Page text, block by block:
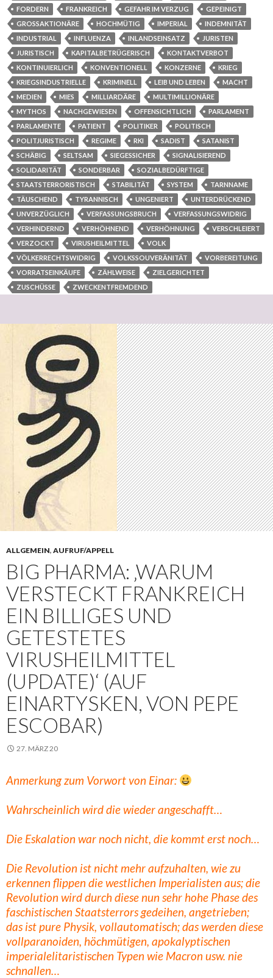
FORDERN FRANKREICH GEFAHR IM VERZUG
GEPEINIGT
GROSSAKTIONÄRE
HOCHMÜTIG IMPERIAL
INDEMNITÄT
INDUSTRIAL
INFLUENZA INLANDSEINSATZ
JURISTEN
JURISTISCH
KAPITALBETRÜGERISCH
KONTAKTVERBOT
KONTINUIERLICH
KONVENTIONELL KONZERNE
KRIEG
KRIEGSINDUSTRIELLE
KRIMINELL LEIB UND LEBEN
MACHT
MEDIEN
MIES MILLIARDÄRE
MULTIMILLIONÄRE
MYTHOS
NACHGEWIESEN OFFENSICHTLICH
PARLAMENT
PARLAMENTE
PATIENT POLITIKER
POLITISCH
POLITJURISTISCH
REGIME RKI SADIST
SATANIST
SCHÄBIG
SELTSAM SIEGESSICHER
SIGNALISIEREND
SOLIDARITÄT
SONDERBAR
SOZIALBEDÜRFTIGE
STAATSTERRORISTISCH
STABILITÄT SYSTEM
TARNNAME
TÄUSCHEND
TYRANNISCH UNGENIERT
UNTERDRÜCKEND
UNVERZÜGLICH
VERFASSUNGSBRUCH
VERFASSUNGSWIDRIG
VERHINDERND
VERHÖHNEND VERHÖHNUNG
VERSCHLEIERT
VERZOCKT
VIRUSHEILMITTEL
VOLK
VÖLKERRECHTSWIDRIG
VOLKSSOUVERÄNITÄT
VORBEREITUNG
VORRATSEINKÄUFE
ZÄHLWEISE
ZIELGERICHTET
ZUSCHÜSSE
ZWECKENTFREMDEND
ALLGEMEIN, AUFRUF/APPELL
BIG PHARMA: ‚WARUM
VERSTECKT FRANKREICH
EIN BILLIGES UND
GETESTETES
VIRUSHEILMITTEL
(UPDATE)‘ (AUF
EINARTYSKEN, VON PEPE
ESCOBAR)
27. MÄRZ 20
Anmerkung zum Vorwort von Einar:
Wahrscheinlichwird die wieder angeschafft…
Die Eskalation war noch nicht, die kommt erst noch…
Die Revolution ist nicht mehr aufzuhalten, wie zu
erkennen flippen die westlichen Imperialisten aus; die
Revolution wird durch diese nun sehr hohe Phase des
faschistischen Staatsterrors gedeihen, angetrieben;
das ist pure Physik, vollautomatisch; das werden diese
vollparanoiden, höchmütigen, apokalyptischen
imperialelitaristischen Typen wie Macron usw. nie
schnallen…